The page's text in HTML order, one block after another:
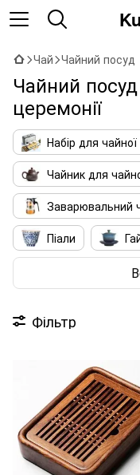
Чай Чайний посуд
Чайний посуд
церемонії
Набір для чайної
Чайник для
Заварювальний
Піали
Аксесуари для
Фільтр